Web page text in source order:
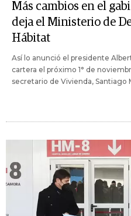
Más cambios en el
deja el Ministerio de
Hábitat
Así lo anunció el presidente
cartera el próximo 1° de
secretario de Vivienda, Santiago